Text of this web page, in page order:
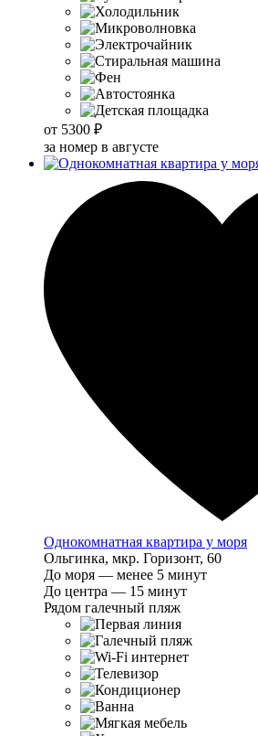
от 5300 ₽
за номер в августе
Однокомнатная квартира у моря
Ольгинка, мкр. Горизонт, 60
До моря — менее 5 минут
До центра — 15 минут
Рядом галечный пляж